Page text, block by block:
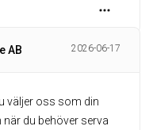
AB 2026-06-17
väljer oss som din
du behöver serva